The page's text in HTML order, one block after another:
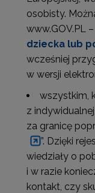
osobisty.
www.GOV.PL –
dziecka lub
wcześniej
w wersji
wszystkim,
z
za granicę
”. Dzięki
wiedziały o
i w razie
kontakt, czy